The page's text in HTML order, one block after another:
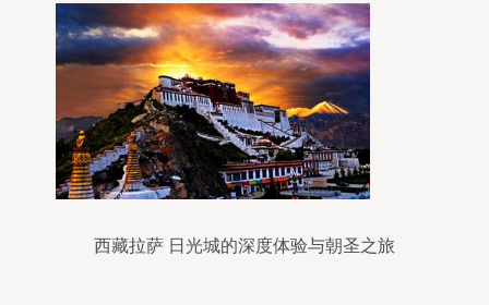
西藏拉萨 日光城的深度体验与朝圣之旅